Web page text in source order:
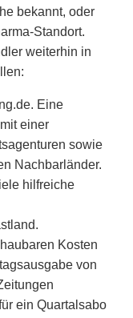
bekannt, oder
Standort.
weiterhin in
Eine
einer
sowie
Nachbarländer.
hilfreiche
Kosten
von
ein Quartalsabo